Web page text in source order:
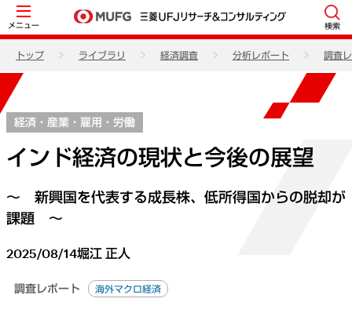
メニュー 検索
トップ ライブラリ 経済調査 分析レポート 調査
経済・産業・雇用・労働
インド経済の現状と今後の展望
～ 新興国を代表する成長株、低所得国からの脱却が
課題 ～
2025/08/14堀江 正人
調査レポート 海外マクロ経済